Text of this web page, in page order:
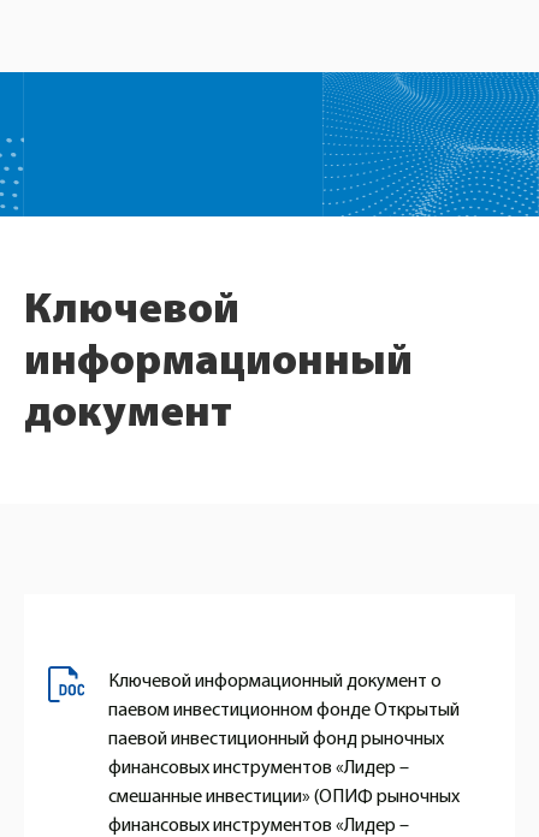
Ключевой
информационный
документ
Ключевой информационный документ о
паевом инвестиционном фонде Открытый
паевой инвестиционный фонд рыночных
финансовых инструментов «Лидер –
смешанные инвестиции» (ОПИФ рыночных
финансовых инструментов «Лидер –